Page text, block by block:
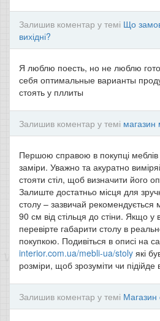
Залишив коментар у темі Що
вихідні?
Я люблю поесть, но не люблю
себя оптимальные варианты
стоять у пллиты
Залишив коментар у темі магазин
Першою справою в покупці
заміри. Уважно та акуратно
стояти стіл, щоб визначити його
Залиште достатньо місця для
столу – зазвичай
90 см від стільця до стіни. Якщо у
перевірте габарити столу в
покупкою. Подивіться в описі на
interior.com.ua/mebli-ua/stoly які
розміри, щоб зрозуміти чи підійде
Залишив коментар у темі